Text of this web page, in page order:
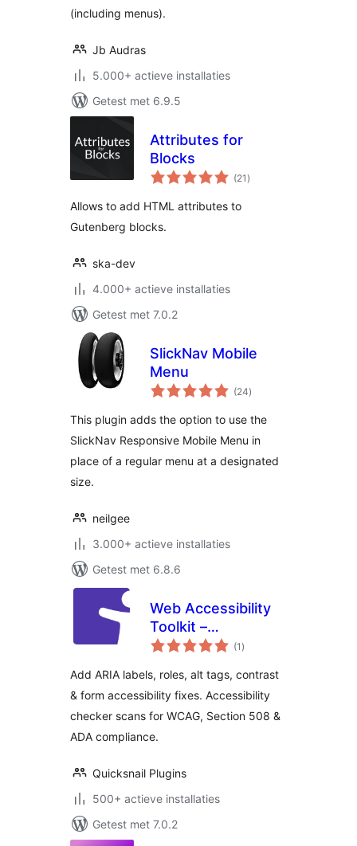
(including menus).
Jb Audras
5.000+ actieve installaties
Getest met 6.9.5
Attributes for
Blocks
(21 totaal
waarderingen
)
Allows to add HTML attributes to
Gutenberg blocks.
ska-dev
4.000+ actieve installaties
Getest met 7.0.2
SlickNav Mobile
Menu
(24totaal
waarderingen
)
This plugin adds the option to use the
SlickNav Responsive Mobile Menu in
place of a regular menu at a designated
size.
neilgee
3.000+ actieve installaties
Getest met 6.8.6
Web Accessibility
Toolkit –
Accessibility
WCAG, Section 508
& ADA Compliance
(1 totaal
waarderingen
)
Add ARIA labels, roles, alt tags, contrast
& form accessibility fixes. Accessibility
checker scans for WCAG, Section 508 &
ADA compliance.
Quicksnail Plugins
500+ actieve installaties
Getest met 7.0.2